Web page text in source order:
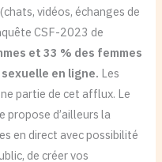
vidéos, échanges de
CSF-2023 de
et 33 % des femmes
en ligne. Les
partie de cet afflux. Le
propose d’ailleurs la
en direct avec possibilité
de créer vos